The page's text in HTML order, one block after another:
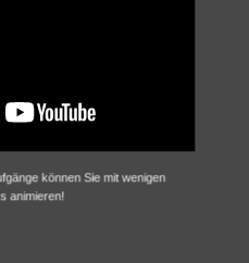
können Sie mit wenigen
animieren!